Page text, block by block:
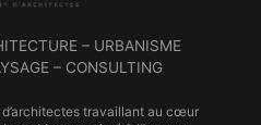
– URBANISME
– CONSULTING
travaillant au cœur